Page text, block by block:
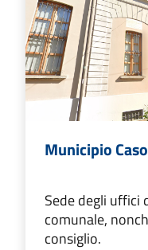
Municipio
Sede degli uffici
comunale,
consiglio.